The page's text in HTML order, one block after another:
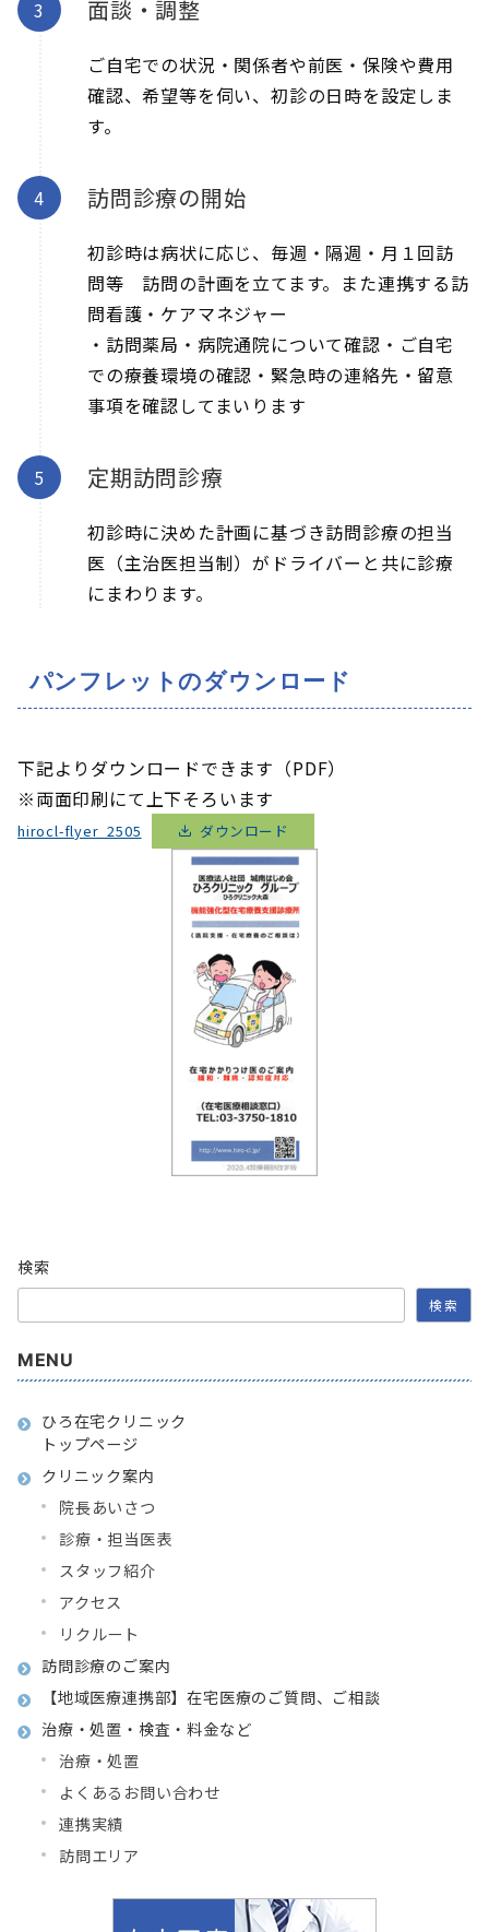
面談・調整
ご自宅での状況・関係者や前医・保険や費用
確認、希望等を伺い、初診の日時を設定しま
す。
訪問診療の開始
初診時は病状に応じ、毎週・隔週・月１回訪
問等 訪問の計画を立てます。また連携する訪
問看護・ケアマネジャー
・訪問薬局・病院通院について確認・ご自宅
での療養環境の確認・緊急時の連絡先・留意
事項を確認してまいります
定期訪問診療
初診時に決めた計画に基づき訪問診療の担当
医（主治医担当制）がドライバーと共に診療
にまわります。
パンフレットのダウンロード
下記よりダウンロードできます（PDF）
※両面印刷にて上下そろいます
hirocl-flyer_2505 ダウンロード
検索
検索
MENU
ひろ在宅クリニック
トップページ
クリニック案内
院長あいさつ
診療・担当医表
スタッフ紹介
アクセス
リクルート
訪問診療のご案内
【地域医療連携部】在宅医療のご質問、ご相談
治療・処置・検査・料金など
治療・処置
よくあるお問い合わせ
連携実績
訪問エリア